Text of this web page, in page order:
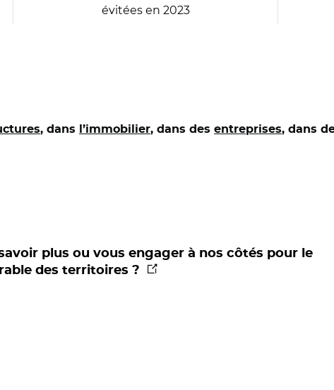
évitées en 2023
, dans l’immobilier, dans des entreprises, dans
plus ou vous engager à nos côtés pour le
des territoires ?
(nouvelle fenêtre)